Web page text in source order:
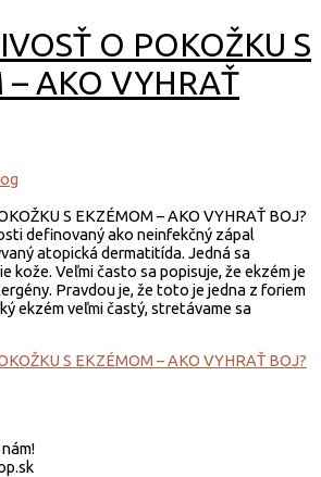
O POKOŽKU S
– AKO VYHRAŤ
S EKZÉMOM – AKO VYHRAŤ BOJ?
definovaný ako neinfekčný zápal
atopická dermatitída. Jedná sa
kože. Veľmi často sa popisuje, že ekzém je
Pravdou je, že toto je jedna z foriem
ekzém veľmi častý, stretávame sa
S EKZÉMOM – AKO VYHRAŤ BOJ?